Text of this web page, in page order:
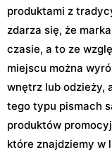
produktami z
zdarza się, że
czasie, a to ze
miejscu można
wnętrz lub odzieży,
tego typu pismach
produktów
które znajdziemy w